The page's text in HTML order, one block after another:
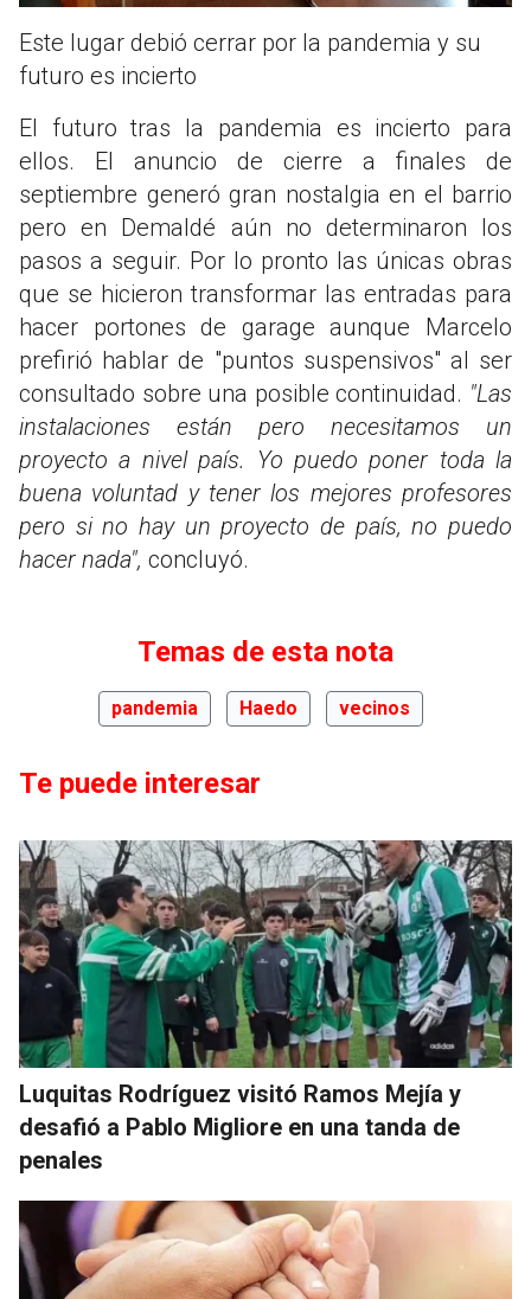
Este lugar debió cerrar por la pandemia y su
futuro es incierto
El futuro tras la pandemia es incierto para
ellos. El anuncio de cierre a finales de
septiembre generó gran nostalgia en el barrio
pero en Demaldé aún no determinaron los
pasos a seguir. Por lo pronto las únicas obras
que se hicieron transformar las entradas para
hacer portones de garage aunque Marcelo
prefirió hablar de "puntos suspensivos" al ser
consultado sobre una posible continuidad. "Las
instalaciones están pero necesitamos un
proyecto a nivel país. Yo puedo poner toda la
buena voluntad y tener los mejores profesores
pero si no hay un proyecto de país, no puedo
hacer nada", concluyó.
Temas de esta nota
pandemia Haedo vecinos
Te puede interesar
Luquitas Rodríguez visitó Ramos Mejía y
desafió a Pablo Migliore en una tanda de
penales